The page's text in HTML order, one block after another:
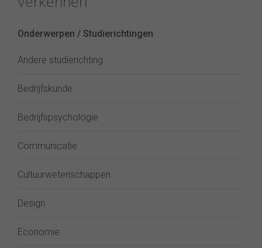
Onderwerpen / Studierichtingen
Andere studierichting
Bedrijfskunde
Bedrijfspsychologie
Communicatie
Cultuurwetenschappen
Design
Economie